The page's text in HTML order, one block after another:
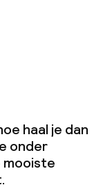
haal je dan
onder